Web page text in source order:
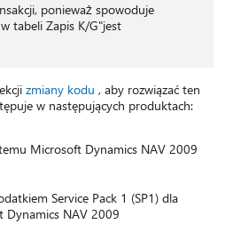
ponieważ spowoduje
tabeli Zapis K/G"jest
zmiany kodu , aby rozwiązać ten
w następujących produktach:
Microsoft Dynamics NAV 2009
Service Pack 1 (SP1) dla
Dynamics NAV 2009